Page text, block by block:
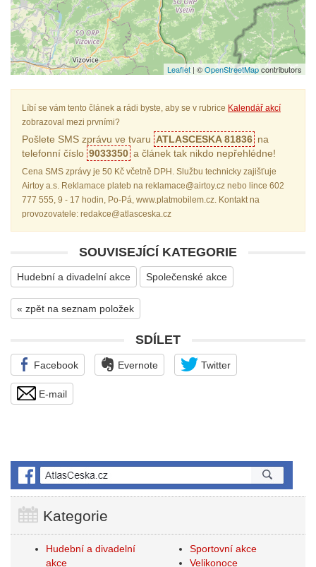
Leaflet | ©OpenStreetMapcontributors
Líbí se vám tento článek a rádi byste, aby se v rubrice Kalendář akcí
zobrazoval mezi prvními?
Pošlete SMS zprávu ve tvaru ATLASCESKA 81836 na
telefonní číslo 9033350 a článek tak nikdo nepřehlédne!
Cena SMS zprávy je 50 Kč včetně DPH. Službu technicky zajišťuje
Airtoy a.s. Reklamace plateb na reklamace@airtoy.cz nebo lince 602
777 555, 9 - 17 hodin, Po-Pá, www.platmobilem.cz. Kontakt na
provozovatele: redakce@atlasceska.cz
SOUVISEJÍCÍ KATEGORIE
Hudební a divadelní akce Společenské akce
« zpět na seznam položek
SDÍLET
Facebook Evernote Twitter
E-mail
Kategorie
Hudební a divadelní
akce
Sportovní akce
Velikonoce